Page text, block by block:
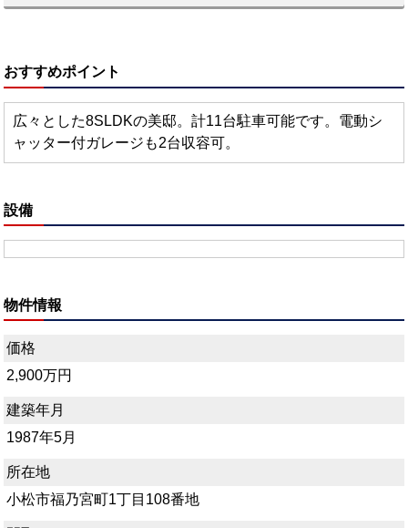
おすすめポイント
広々とした8SLDKの美邸。計11台駐車可能です。電動シ
ャッター付ガレージも2台収容可。
設備
物件情報
価格
2,900万円
建築年月
1987年5月
所在地
小松市福乃宮町1丁目108番地